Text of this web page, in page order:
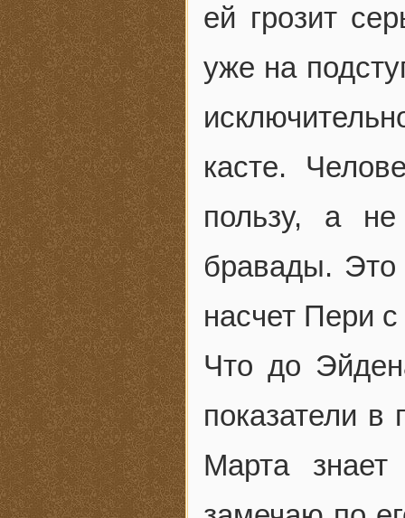
ей грозит
уже на
касте.
пользу, а
бравады. Это
насчет Пери
Что до
показатели в
Марта